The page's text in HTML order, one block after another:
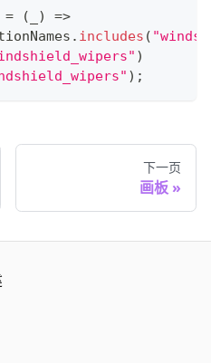
= ( )
=>
. includes (
)
) ;
下一页
画板